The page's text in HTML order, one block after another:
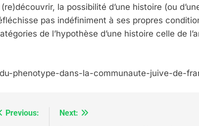
la possibilité d’une histoire (ou
pas indéfiniment à ses propres
de l’hypothèse d’une histoire celle de
phenotype-dans-la-communaute-juive-de-
Previous:
Next:
RÉSILIENTE : POURQUOI JE REVENDIQUE